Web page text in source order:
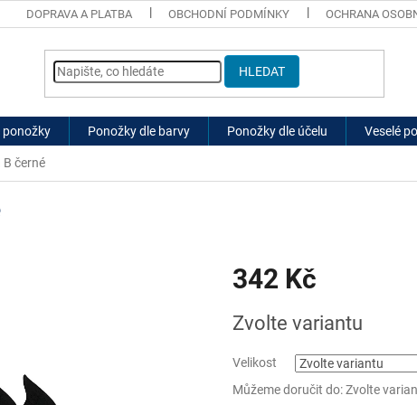
DOPRAVA A PLATBA OBCHODNÍ PODMÍNKY OCHRANA
HLEDAT
ponožky Ponožky dle barvy Ponožky dle účelu Veselé
černé
342 Kč
cena:
Zvolte variantu
Velikost
Můžeme doručit do:Zvolte